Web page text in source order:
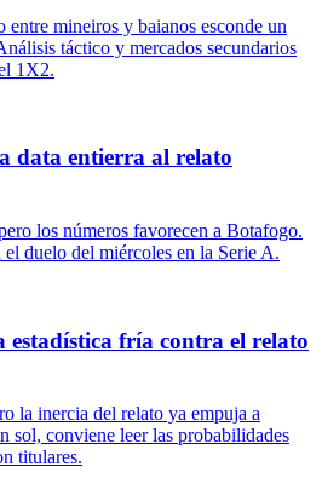
entre mineiros y baianos esconde un
táctico y mercados secundarios
1X2.
data entierra al relato
los números favorecen a Botafogo.
duelo del miércoles en la Serie A.
fría contra el relato
la inercia del relato ya empuja a
sol, conviene leer las probabilidades
titulares.